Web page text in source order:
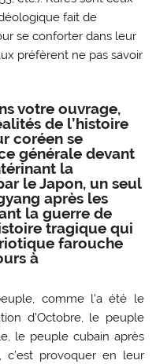
fait de
se conforter dans leur
préfèrent ne pas savoir
votre ouvrage,
de l’histoire
coréen se
générale devant
la
le Japon, un seul
après les
la guerre de
tragique qui
farouche
à
comme l’a été le
d’Octobre, le peuple
le peuple cubain après
c’est provoquer en leur